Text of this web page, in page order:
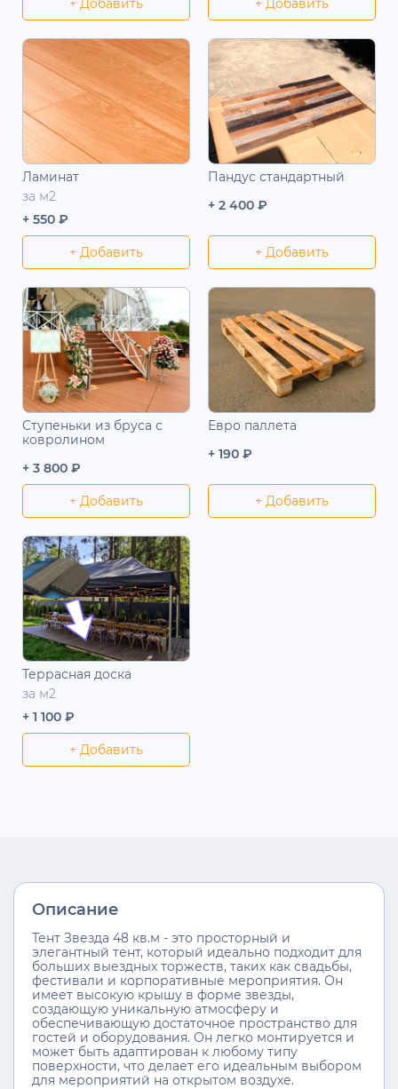
+ Добавить + Добавить
Ламинат
за м2
+ 550 ₽
+ Добавить
Пандус стандартный
+ 2 400 ₽
+ Добавить
Ступеньки из бруса с
ковролином
+ 3 800 ₽
+ Добавить
Евро паллета
+ 190 ₽
+ Добавить
Террасная доска
за м2
+ 1 100 ₽
+ Добавить
Описание
Тент Звезда 48 кв.м - это просторный и
элегантный тент, который идеально подходит для
больших выездных торжеств, таких как свадьбы,
фестивали и корпоративные мероприятия. Он
имеет высокую крышу в форме звезды,
создающую уникальную атмосферу и
обеспечивающую достаточное пространство для
гостей и оборудования. Он легко монтируется и
может быть адаптирован к любому типу
поверхности, что делает его идеальным выбором
для мероприятий на открытом воздухе.